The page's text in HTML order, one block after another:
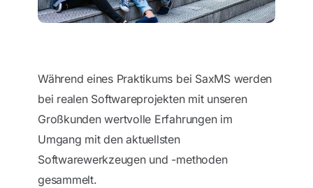
Während eines Praktikums bei SaxMS werden
bei realen Softwareprojekten mit unseren
Großkunden wertvolle Erfahrungen im
Umgang mit den aktuellsten
Softwarewerkzeugen und -methoden
gesammelt.